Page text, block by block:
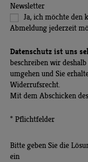
Newsletter
Ja, ich möchte den
Abmeldung jederzeit
Datenschutz ist uns
beschreiben wir
umgehen und Sie
Widerrufsrecht.
Mit dem Abschicken
* Pflichtfelder
Bitte geben Sie die
ein